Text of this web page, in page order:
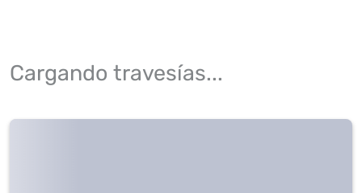
Cargando travesías...